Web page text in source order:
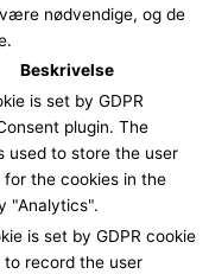
nødvendige, og de
Beskrivelse
is set by GDPR
plugin. The
used to store the user
for the cookies in the
"Analytics".
is set by GDPR cookie
to record the user